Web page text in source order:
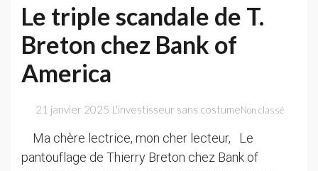
banques
s’effondrent
Le triple scandale de T.
Breton chez Bank of
America
21 janvier 2025 L'investisseur sans costumeNon classé
Ma chère lectrice, mon cher lecteur, Le
pantouflage de Thierry Breton chez Bank of